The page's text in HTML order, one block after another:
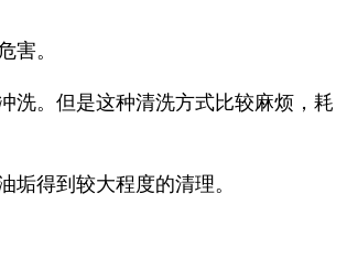
。
洗。但是这种清洗方式比较麻烦，耗
得到较大程度的清理。